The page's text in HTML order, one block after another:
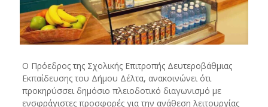
Ο Πρόεδρος της Σχολικής Επιτροπής Δευτεροβάθμιας
Εκπαίδευσης του Δήμου Δέλτα, ανακοινώνει ότι
προκηρύσσει δημόσιο πλειοδοτικό διαγωνισμό με
ενσφράγιστες προσφορές για την ανάθεση λειτουργίας